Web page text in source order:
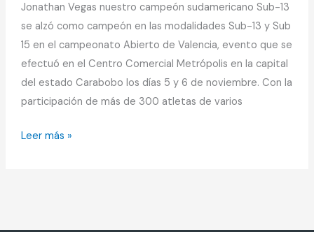
Jonathan Vegas nuestro campeón sudamericano Sub-13
se alzó como campeón en las modalidades Sub-13 y Sub
15 en el campeonato Abierto de Valencia, evento que se
efectuó en el Centro Comercial Metrópolis en la capital
del estado Carabobo los días 5 y 6 de noviembre. Con la
participación de más de 300 atletas de varios
Leer más »